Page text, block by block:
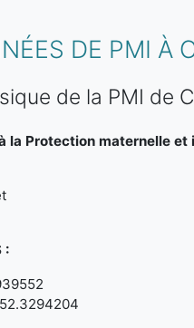
DE PMI À
de la PMI de
la Protection maternelle et
: